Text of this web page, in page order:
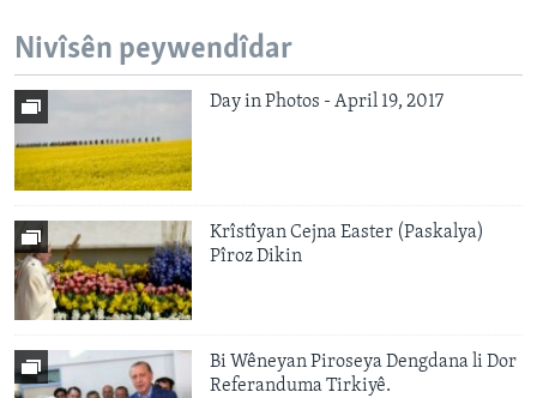
Nivîsên peywendîdar
Day in Photos - April 19, 2017
Krîstîyan Cejna Easter (Paskalya)
Pîroz Dikin
Bi Wêneyan Piroseya Dengdana li Dor
Referanduma Tirkiyê.